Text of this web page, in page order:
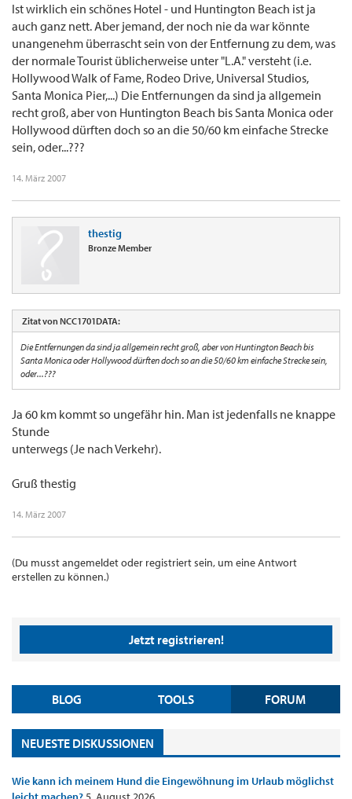
Ist wirklich ein schönes Hotel - und Huntington Beach ist ja
auch ganz nett. Aber jemand, der noch nie da war könnte
unangenehm überrascht sein von der Entfernung zu dem, was
der normale Tourist üblicherweise unter "L.A." versteht (i.e.
Hollywood Walk of Fame, Rodeo Drive, Universal Studios,
Santa Monica Pier,...) Die Entfernungen da sind ja allgemein
recht groß, aber von Huntington Beach bis Santa Monica oder
Hollywood dürften doch so an die 50/60 km einfache Strecke
sein, oder...???
14. März 2007
thestig
Bronze Member
Zitat von NCC1701DATA:
Die Entfernungen da sind ja allgemein recht groß, aber von Huntington Beach bis
Santa Monica oder Hollywood dürften doch so an die 50/60 km einfache Strecke sein,
oder...???
Ja 60 km kommt so ungefähr hin. Man ist jedenfalls ne knappe
Stunde
unterwegs (Je nach Verkehr).
Gruß thestig
14. März 2007
(Du musst angemeldet oder registriert sein, um eine Antwort
erstellen zu können.)
Jetzt registrieren!
BLOG TOOLS FORUM
NEUESTE DISKUSSIONEN
Wie kann ich meinem Hund die Eingewöhnung im Urlaub möglichst